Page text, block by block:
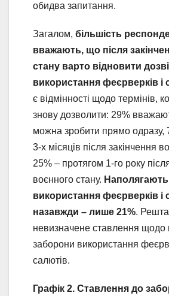
обидва запитання.
Загалом, більшість
вважають, що після
стану варто відновити
використання феєрверків і
є відмінності щодо термінів,
знову дозволити: 29%
можна зробити прямо одразу,
3-х місяців після закінчення
25% – протягом 1-го року
воєнного стану.
використання феєрверків і
назавжди – лише 21%.
невизначене ставлення щодо
заборони використання
салютів.
Графік 2. Ставлення до